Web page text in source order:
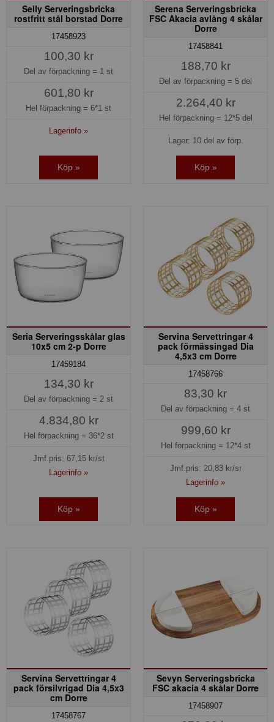
Selly Serveringsbricka
rostfritt stål borstad Dorre
17458923
100,30 kr
Del av förpackning = 1 st
601,80 kr
Hel förpackning = 6*1 st
Lagerinfo »
Köp »
Serena Serveringsbricka
FSC Akacia avlång 4 skålar
Dorre
17458841
188,70 kr
Del av förpackning = 5 del
2.264,40 kr
Hel förpackning = 12*5 del
Lager: 10 del av förp.
Köp »
Seria Serveringsskålar glas
10x5 cm 2-p Dorre
17459184
134,30 kr
Del av förpackning = 2 st
4.834,80 kr
Hel förpackning = 36*2 st
Jmf.pris: 67,15kr/st
Lagerinfo »
Köp »
Servina Servettringar 4
pack förmässingad Dia
4,5x3 cm Dorre
17458766
83,30 kr
Del av förpackning = 4 st
999,60 kr
Hel förpackning = 12*4 st
Jmf.pris: 20,83kr/sr
Lagerinfo »
Köp »
Servina Servettringar 4
pack försilvrigad Dia 4,5x3
cm Dorre
17458767
Sevyn Serveringsbricka
FSC akacia 4 skålar Dorre
17458907